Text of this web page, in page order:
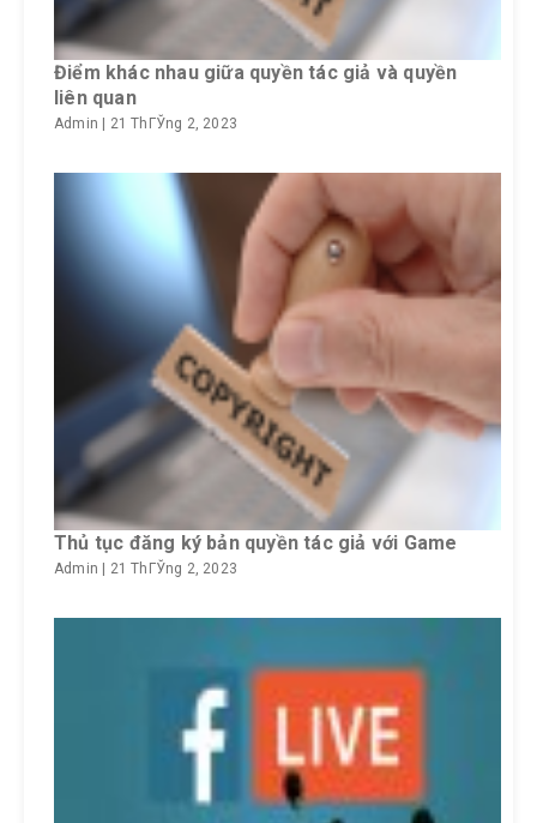
Điểm khác nhau giữa quyền tác giả và quyền
liên quan
Admin | 21 ThГЎng 2, 2023
Thủ tục đăng ký bản quyền tác giả với Game
Admin 21 ThГЎng 2, 2023